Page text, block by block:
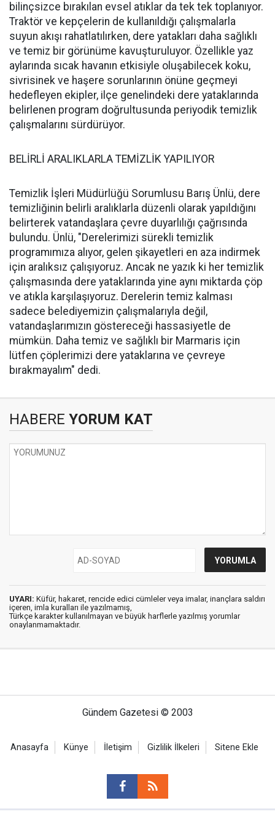
bilinçsizce bırakılan evsel atıklar da tek tek toplanıyor.
Traktör ve kepçelerin de kullanıldığı çalışmalarla
suyun akışı rahatlatılırken, dere yatakları daha sağlıklı
ve temiz bir görünüme kavuşturuluyor. Özellikle yaz
aylarında sıcak havanın etkisiyle oluşabilecek koku,
sivrisinek ve haşere sorunlarının önüne geçmeyi
hedefleyen ekipler, ilçe genelindeki dere yataklarında
belirlenen program doğrultusunda periyodik temizlik
çalışmalarını sürdürüyor.
BELİRLİ ARALIKLARLA TEMİZLİK YAPILIYOR
Temizlik İşleri Müdürlüğü Sorumlusu Barış Ünlü, dere
temizliğinin belirli aralıklarla düzenli olarak yapıldığını
belirterek vatandaşlara çevre duyarlılığı çağrısında
bulundu. Ünlü, "Derelerimizi sürekli temizlik
programımıza alıyor, gelen şikayetleri en aza indirmek
için aralıksız çalışıyoruz. Ancak ne yazık ki her temizlik
çalışmasında dere yataklarında yine aynı miktarda çöp
ve atıkla karşılaşıyoruz. Derelerin temiz kalması
sadece belediyemizin çalışmalarıyla değil,
vatandaşlarımızın göstereceği hassasiyetle de
mümkün. Daha temiz ve sağlıklı bir Marmaris için
lütfen çöplerimizi dere yataklarına ve çevreye
bırakmayalım" dedi.
HABERE YORUM KAT
UYARI: Küfür, hakaret, rencide edici cümleler veya imalar, inançlara saldırı
içeren, imla kuralları ile yazılmamış,
Türkçe karakter kullanılmayan ve büyük harflerle yazılmış yorumlar
onaylanmamaktadır.
Gündem Gazetesi © 2003
Anasayfa Künye İletişim Gizlilik İlkeleri Sitene Ekle